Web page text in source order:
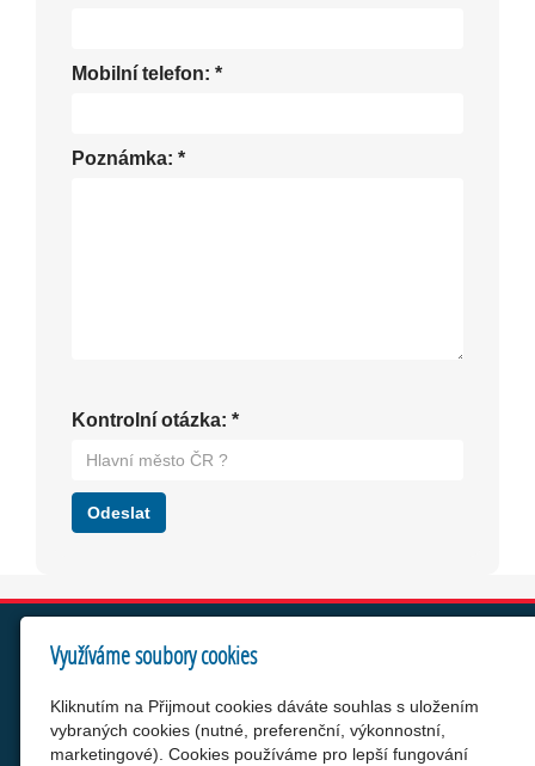
*
Mobilní telefon:
*
Poznámka:
*
Kontrolní otázka:
WTS net, s.r.o.
Od roku 2007 podporujeme a chráníme Vaše projekty a
značky.
Objevte WTS
Využíváme soubory cookies
Kliknutím na Přijmout cookies dáváte souhlas s uložením
vybraných cookies (nutné, preferenční, výkonnostní,
marketingové). Cookies používáme pro lepší fungování